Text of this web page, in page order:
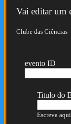
Vai editar um
Clube das Ciências
evento ID
Titulo do
Escreva